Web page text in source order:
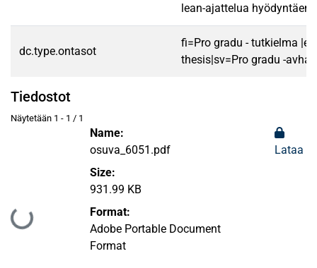
lean-ajattelua hyödyntäen
dc.type.ontasot
fi=Pro gradu - tutkielma
thesis|sv=Pro gradu -
Tiedostot
Näytetään 1 - 1 / 1
Ladataan...
Name:
osuva_6051.pdf
Size:
931.99 KB
Format:
Adobe Portable Document
Format
Lataa